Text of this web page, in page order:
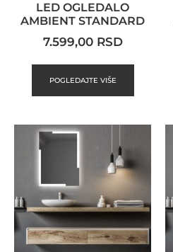
LED OGLEDALO
AMBIENT STANDARD
7.599,00 RSD
POGLEDAJTE VIŠE